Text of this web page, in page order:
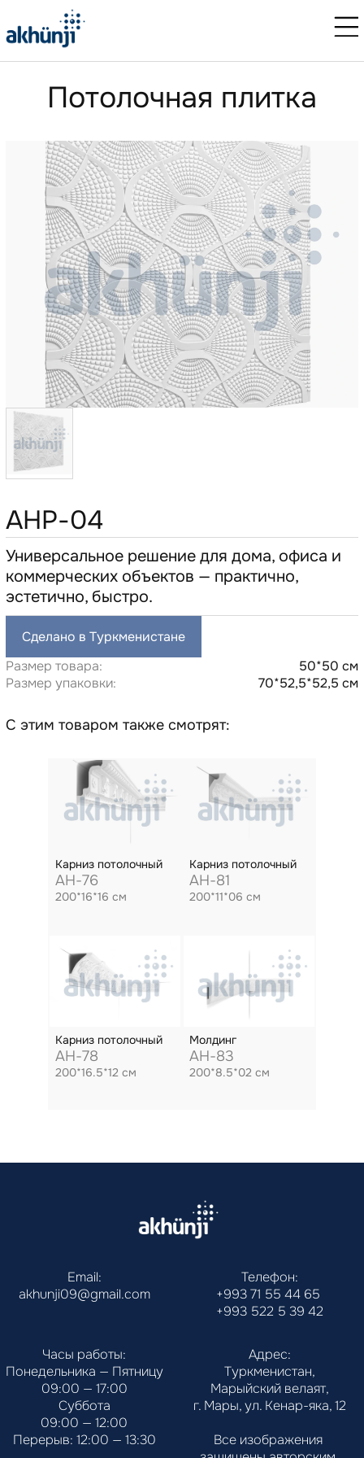
Потолочная плитка
AHP-04
Универсальное решение для дома, офиса и
коммерческих объектов — практично,
эстетично, быстро.
Сделано в Туркменистане
Размер товара:
50*50 см
Размер упаковки:
70*52,5*52,5 см
С этим товаром также смотрят:
Карниз потолочный
AH-76
200*16*16 см
Карниз потолочный
AH-81
200*11*06 см
Карниз потолочный
AH-78
200*16.5*12 см
Молдинг
AH-83
200*8.5*02 см
Email:
akhunji09@gmail.com
Телефон:
+993 71 55 44 65
+993 522 5 39 42
Часы работы:
Понедельника — Пятницу
09:00 — 17:00
Суббота
09:00 — 12:00
Перерыв: 12:00 — 13:30
Адрес:
Туркменистан,
Марыйский велаят,
г. Мары, ул. Кенар-яка, 12
Все изображения